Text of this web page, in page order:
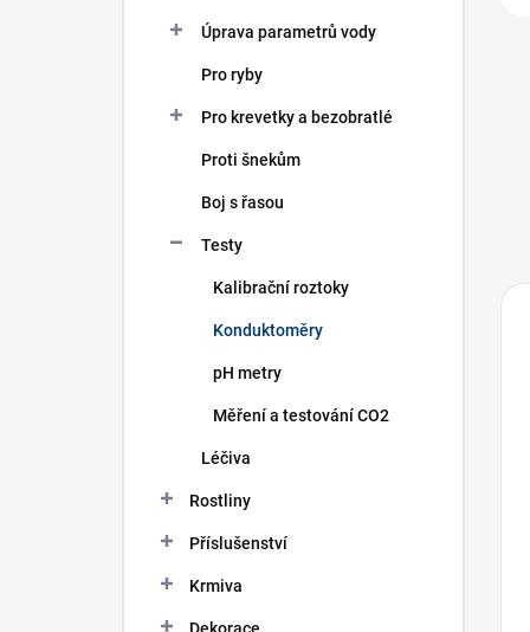
Úprava parametrů vody
Pro ryby
Pro krevetky a bezobratlé
Proti šnekům
Boj s řasou
Testy
Kalibrační roztoky
Konduktoměry
pH metry
Měření a testování CO2
Léčiva
Rostliny
Příslušenství
Krmiva